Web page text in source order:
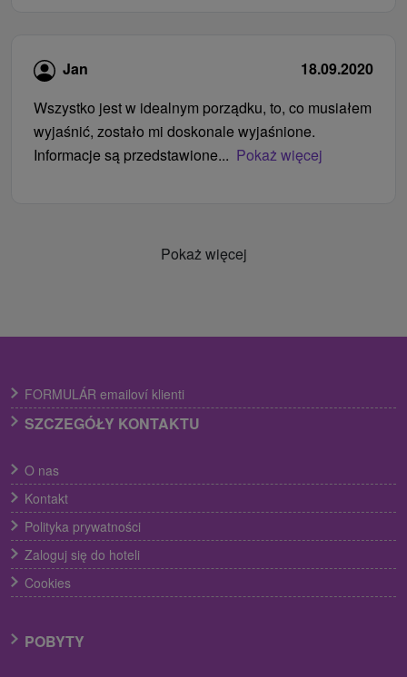
Jan
18.09.2020
Wszystko jest w idealnym porządku, to, co musiałem
wyjaśnić, zostało mi doskonale wyjaśnione.
Informacje są przedstawione... Pokaż więcej
Pokaż więcej
FORMULÁR emailoví klienti
SZCZEGÓŁY KONTAKTU
O nas
Kontakt
Polityka prywatności
Zaloguj się do hoteli
Cookies
POBYTY